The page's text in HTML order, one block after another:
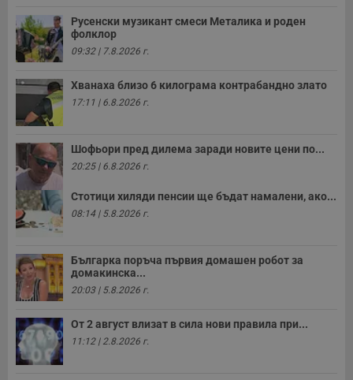
Русенски музикант смеси Металика и роден
фолклор
09:32 | 7.8.2026 г.
Хванаха близо 6 килограма контрабандно злато
17:11 | 6.8.2026 г.
Шофьори пред дилема заради новите цени по...
20:25 | 6.8.2026 г.
Стотици хиляди пенсии ще бъдат намалени, ако...
08:14 | 5.8.2026 г.
Българка поръча първия домашен робот за
домакинска...
20:03 | 5.8.2026 г.
От 2 август влизат в сила нови правила при...
11:12 | 2.8.2026 г.